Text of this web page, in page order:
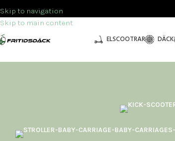
Skip to navigation
Skip to main content
ELSCOOTRAR DÄCK